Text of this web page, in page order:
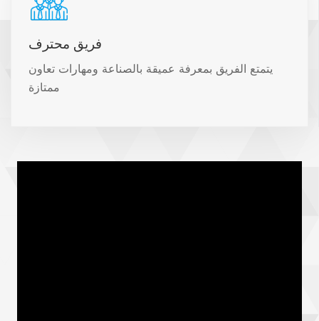
فريق محترف
يتمتع الفريق بمعرفة عميقة بالصناعة ومهارات تعاون
ممتازة